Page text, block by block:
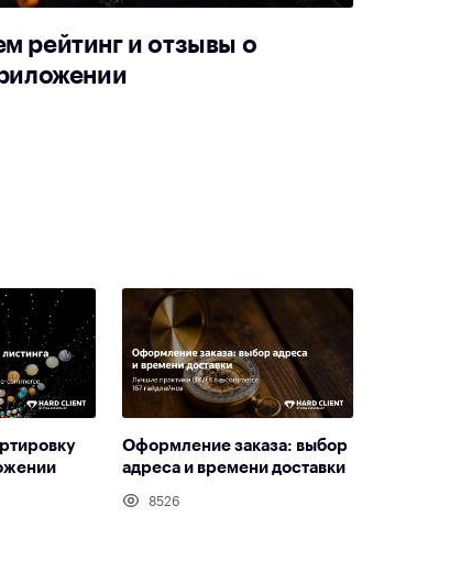
рейтинг и отзывы о
Оформление заказа: выбор
адреса и времени доставки
8526